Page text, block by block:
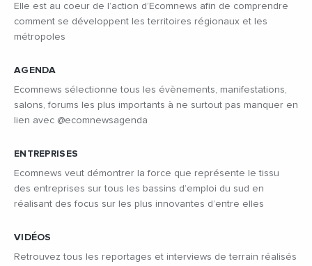
Elle est au coeur de l’action d’Ecomnews afin de comprendre
comment se développent les territoires régionaux et les
métropoles
AGENDA
Ecomnews sélectionne tous les évènements, manifestations,
salons, forums les plus importants à ne surtout pas manquer en
lien avec @ecomnewsagenda
ENTREPRISES
Ecomnews veut démontrer la force que représente le tissu
des entreprises sur tous les bassins d’emploi du sud en
réalisant des focus sur les plus innovantes d’entre elles
VIDÉOS
Retrouvez tous les reportages et interviews de terrain réalisés